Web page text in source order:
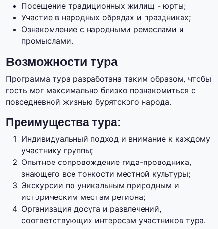
Посещение традиционных жилищ - юрты;
Участие в народных обрядах и праздниках;
Ознакомление с народными ремеслами и
промыслами.
Возможности тура
Программа тура разработана таким образом, чтобы
гость мог максимально близко познакомиться с
повседневной жизнью бурятского народа.
Преимущества тура:
Индивидуальный подход и внимание к каждому
участнику группы;
Опытное сопровождение гида-проводника,
знающего все тонкости местной культуры;
Экскурсии по уникальным природным и
историческим местам региона;
Организация досуга и развлечений,
соответствующих интересам участников тура.